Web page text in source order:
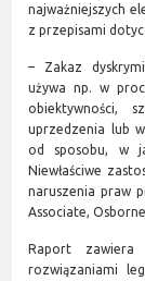
najważniejszych
z przepisami
– Zakaz
używa np. w
obiektywności,
uprzedzenia lub
od sposobu, w
Niewłaściwe
naruszenia praw
Associate, Osborne
Raport
rozwiązaniami